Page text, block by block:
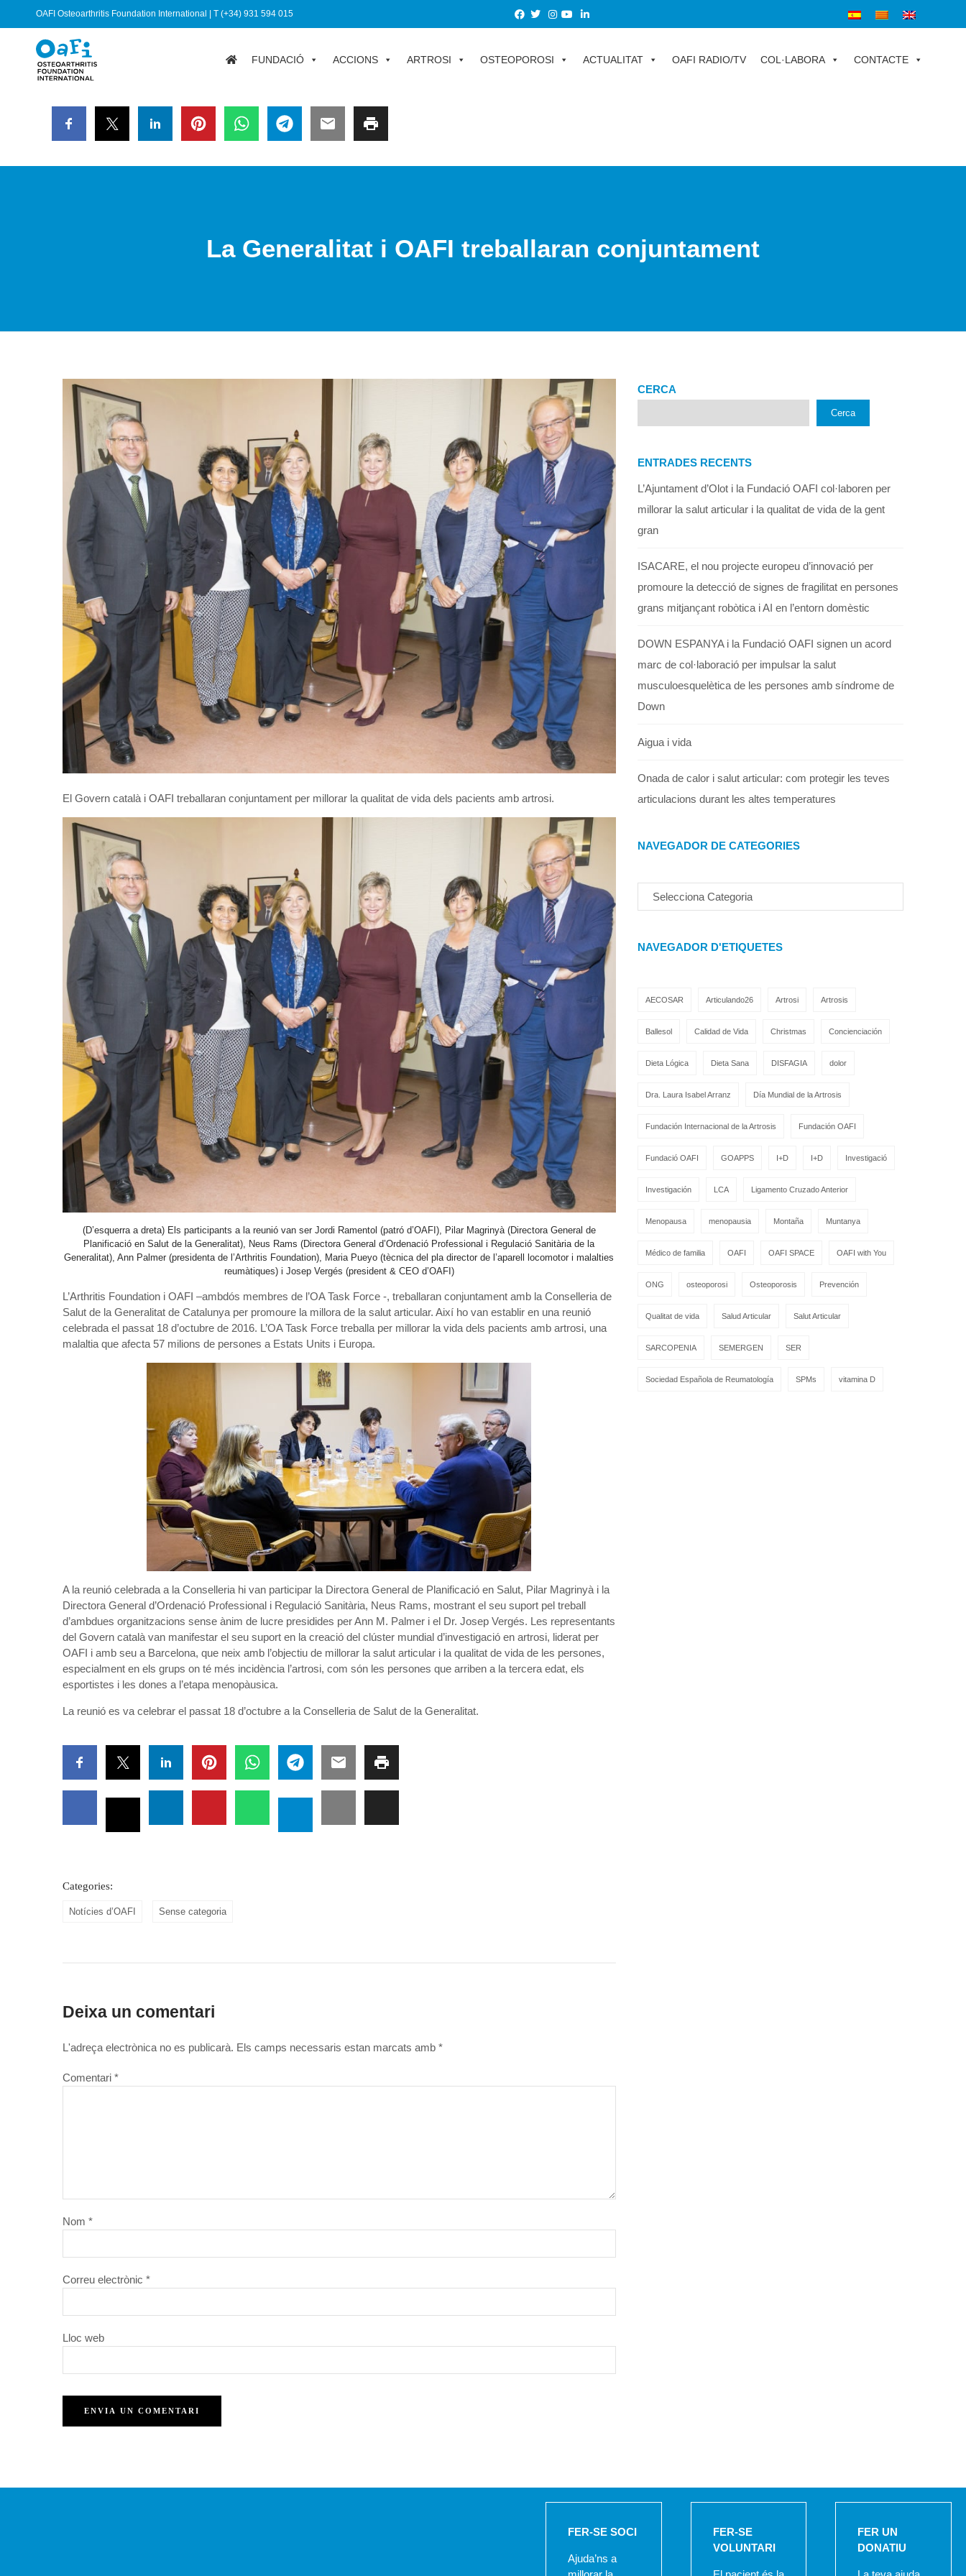
OAFI Osteoarthritis Foundation International | T (+34) 931 594 015
FUNDACIÓ ACCIONS ARTROSI OSTEOPOROSI ACTUALITAT OAFI RADIO/TV COL·LABORA CONTACTE
La Generalitat i OAFI treballaran conjuntament
El Govern català i OAFI treballaran conjuntament per millorar la qualitat de vida dels pacients amb artrosi.
(D’esquerra a dreta) Els participants a la reunió van ser Jordi Ramentol (patró d’OAFI), Pilar Magrinyà (Directora General de
Planificació en Salut de la Generalitat), Neus Rams (Directora General d’Ordenació Professional i Regulació Sanitària de la
Generalitat), Ann Palmer (presidenta de l’Arthritis Foundation), Maria Pueyo (tècnica del pla director de l’aparell locomotor i malalties
reumàtiques) i Josep Vergés (president & CEO d’OAFI)
L’Arthritis Foundation i OAFI –ambdós membres de l’OA Task Force -, treballaran conjuntament amb la Conselleria de
Salut de la Generalitat de Catalunya per promoure la millora de la salut articular. Així ho van establir en una reunió
celebrada el passat 18 d’octubre de 2016. L’OA Task Force treballa per millorar la vida dels pacients amb artrosi, una
malaltia que afecta 57 milions de persones a Estats Units i Europa.
A la reunió celebrada a la Conselleria hi van participar la Directora General de Planificació en Salut, Pilar Magrinyà i la
Directora General d’Ordenació Professional i Regulació Sanitària, Neus Rams, mostrant el seu suport pel treball
d’ambdues organitzacions sense ànim de lucre presidides per Ann M. Palmer i el Dr. Josep Vergés. Les representants
del Govern català van manifestar el seu suport en la creació del clúster mundial d’investigació en artrosi, liderat per
OAFI i amb seu a Barcelona, que neix amb l’objectiu de millorar la salut articular i la qualitat de vida de les persones,
especialment en els grups on té més incidència l’artrosi, com són les persones que arriben a la tercera edat, els
esportistes i les dones a l’etapa menopàusica.
La reunió es va celebrar el passat 18 d’octubre a la Conselleria de Salut de la Generalitat.
Categories:
Notícies d’OAFI Sense categoria
Deixa un comentari
L'adreça electrònica no es publicarà. Els camps necessaris estan marcats amb *
Comentari *
Nom *
Correu electrònic *
Lloc web
CERCA
Cerca
ENTRADES RECENTS
L’Ajuntament d’Olot i la Fundació OAFI col·laboren per
millorar la salut articular i la qualitat de vida de la gent
gran
ISACARE, el nou projecte europeu d’innovació per
promoure la detecció de signes de fragilitat en persones
grans mitjançant robòtica i AI en l’entorn domèstic
DOWN ESPANYA i la Fundació OAFI signen un acord
marc de col·laboració per impulsar la salut
musculoesquelètica de les persones amb síndrome de
Down
Aigua i vida
Onada de calor i salut articular: com protegir les teves
articulacions durant les altes temperatures
NAVEGADOR DE CATEGORIES
NAVEGADOR D'ETIQUETES
AECOSAR Articulando26 Artrosi Artrosis
Ballesol Calidad de Vida Christmas Concienciación
Dieta Lógica Dieta Sana DISFAGIA dolor
Dra. Laura Isabel Arranz Día Mundial de la Artrosis
Fundación Internacional de la Artrosis Fundación OAFI
Fundació OAFI GOAPPS I+D I+D Investigació
Investigación LCA Ligamento Cruzado Anterior
Menopausa menopausia Montaña Muntanya
Médico de familia OAFI OAFI SPACE OAFI with You
ONG osteoporosi Osteoporosis Prevención
Qualitat de vida Salud Articular Salut Articular
SARCOPENIA SEMERGEN SER
Sociedad Española de Reumatología SPMs vitamina D
FER-SE SOCI
Ajuda’ns a
FER-SE
VOLUNTARI
FER UN
DONATIU